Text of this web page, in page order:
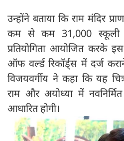
उन्होंने बताया कि राम मंदिर
कम से कम 31,000 स्कूली
प्रतियोगिता आयोजित करके
ऑफ वर्ल्ड रिकॉर्ड्स में दर्ज
विजयवर्गीय ने कहा कि यह
राम और अयोध्या में
आधारित होगी।